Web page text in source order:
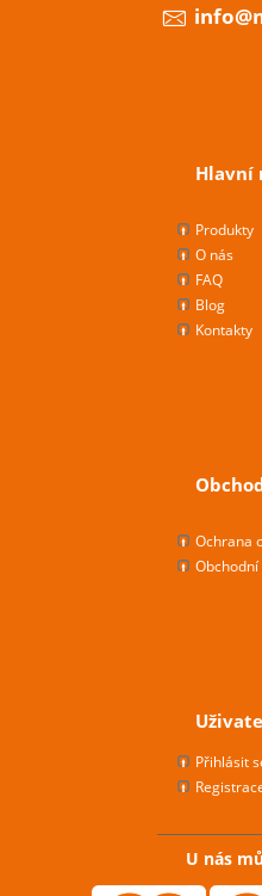
Hlavní
Produkty
O nás
FAQ
Blog
Kontakty
Ochrana
Přihlásit
U nás